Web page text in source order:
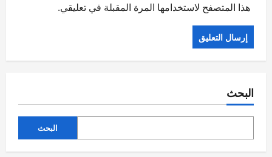
هذا المتصفح لاستخدامها المرة المقبلة في تعليقي.
البحث
البحث